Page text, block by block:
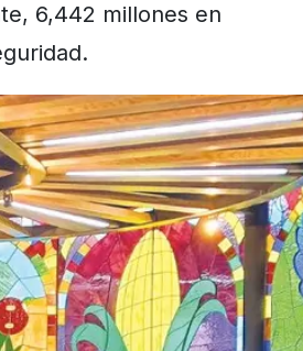
6,442 millones en